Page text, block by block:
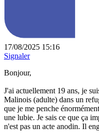
17/08/2025 15:16
Signaler
Bonjour,
J'ai actuellement 19 ans, je
Malinois (adulte) dans un
que je me penche
une lubie. Je sais ce que ça
n'est pas un acte anodin. Il